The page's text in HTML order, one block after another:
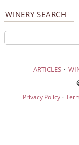
WINERY SEARCH
ARTICLES ·
Privacy Policy·